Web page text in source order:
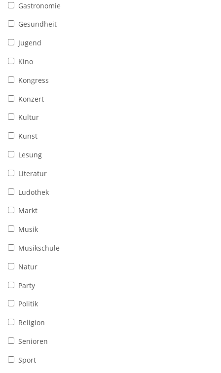
Gastronomie
Gesundheit
Jugend
Kino
Kongress
Konzert
Kultur
Kunst
Lesung
Literatur
Ludothek
Markt
Musik
Musikschule
Natur
Party
Politik
Religion
Senioren
Sport